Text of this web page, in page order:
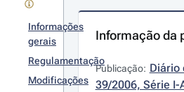
Informações
gerais
Regulamentação
Modificações
Informação da
Publicação: Diário
39/2006, Série I-